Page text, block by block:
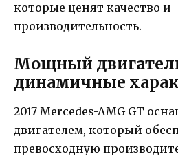
которые ценят качество и
производительность.
Мощный
динамичные
2017 Mercedes-AMG GT
двигателем, который
превосходную